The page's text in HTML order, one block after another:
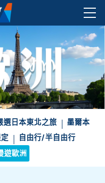
選日本東北之旅
墨爾本
自由行/半自由行
遊歐洲